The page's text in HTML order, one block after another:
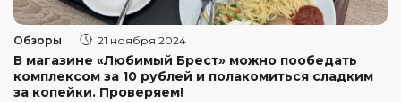
Обзоры 21 ноября 2024
В магазине «Любимый Брест» можно пообедать
комплексом за 10 рублей и полакомиться сладким
за копейки. Проверяем!